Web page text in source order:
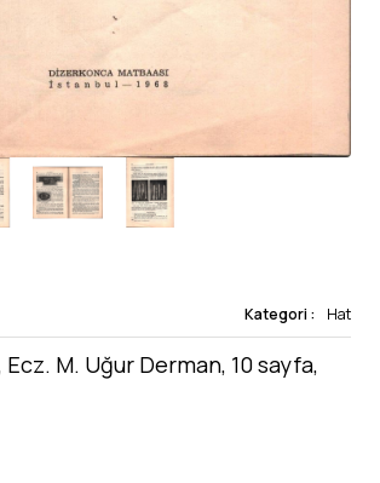
Kategori : Hat
Ecz. M. Uğur Derman, 10 sayfa,